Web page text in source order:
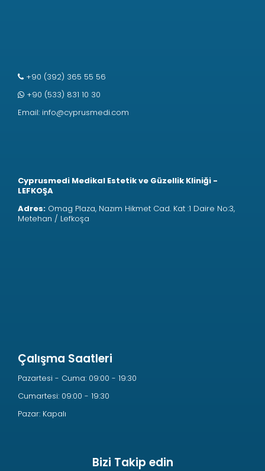
+90 (392) 365 55 56
+90 (533) 831 10 30
Email: info@cyprusmedi.com
Cyprusmedi Medikal Estetik ve Güzellik Kliniği -
LEFKOŞA
Adres: Omag Plaza, Nazım Hikmet Cad. Kat :1 Daire No:3,
Metehan / Lefkoşa
Çalışma Saatleri
Pazartesi - Cuma: 09:00 - 19:30
Cumartesi: 09:00 - 19:30
Pazar: Kapalı
Bizi Takip edin